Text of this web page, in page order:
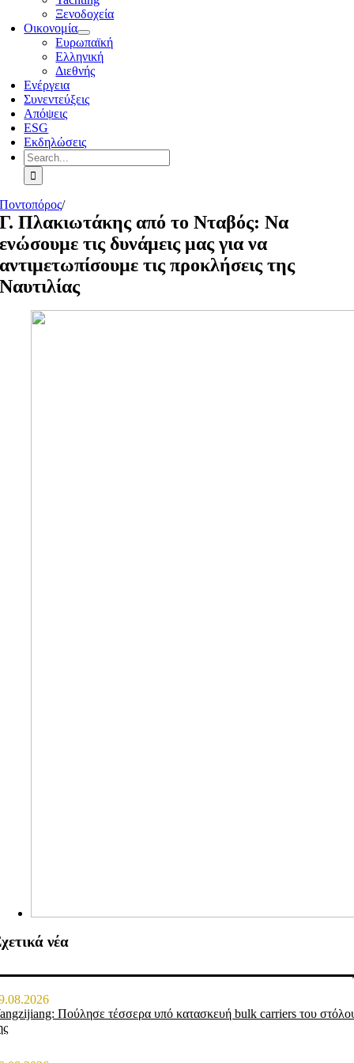
Ξενοδοχεία
Οικονομία
Ευρωπαϊκή
Ελληνική
Διεθνής
Ενέργεια
Συνεντεύξεις
Απόψεις
ESG
Εκδηλώσεις
Search
for:
Ποντοπόρος/
Γ. Πλακιωτάκης από το Νταβός: Να
ενώσουμε τις δυνάμεις μας για να
αντιμετωπίσουμε τις προκλήσεις της
Ναυτιλίας
νέα
Πούλησε τέσσερα υπό κατασκευή bulk carriers του